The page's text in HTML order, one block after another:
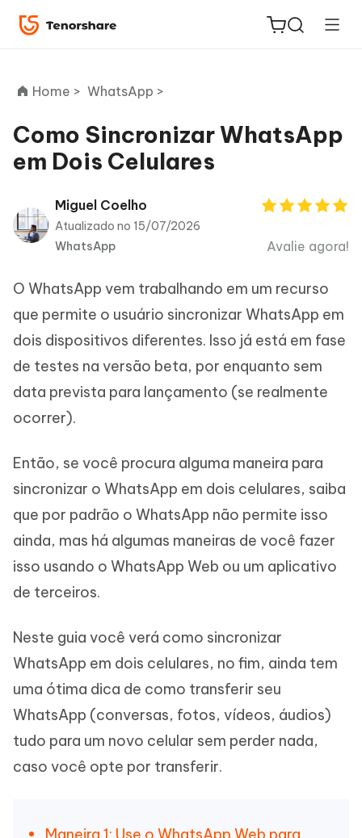
ReiBoot
PDNob
PDF
iAnyGo
Home > WhatsApp >
Como Sincronizar WhatsApp
em Dois Celulares
Miguel Coelho
Atualizado no 15/07/2026
WhatsApp
Avalie agora!
O WhatsApp vem trabalhando em um recurso
que permite o usuário sincronizar WhatsApp em
dois dispositivos diferentes. Isso já está em fase
de testes na versão beta, por enquanto sem
data prevista para lançamento (se realmente
ocorrer).
Então, se você procura alguma maneira para
sincronizar o WhatsApp em dois celulares, saiba
que por padrão o WhatsApp não permite isso
ainda, mas há algumas maneiras de você fazer
isso usando o WhatsApp Web ou um aplicativo
de terceiros.
Neste guia você verá como sincronizar
WhatsApp em dois celulares, no fim, ainda tem
uma ótima dica de como transferir seu
WhatsApp (conversas, fotos, vídeos, áudios)
tudo para um novo celular sem perder nada,
caso você opte por transferir.